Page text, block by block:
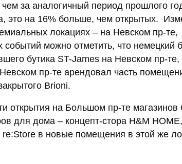
за аналогичный период прошлого
это на 16% больше, чем открытых.
локациях – на Невском пр-те,
можно отметить, что немецкий
бутика ST-James на Невском пр-те,
пр-те арендовал часть
Brioni.
открытия на Большом пр-те магазинов
для дома – концепт-стора H&M HOME,
в новые помещения в этой же